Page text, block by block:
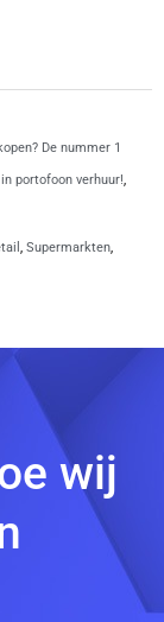
De nummer 1
portofoon verhuur!,
, Supermarkten,
wij